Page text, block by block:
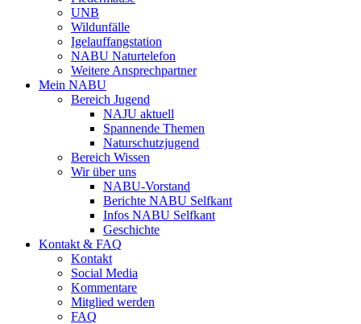
UNB
Wildunfälle
Igelauffangstation
NABU Naturtelefon
Weitere Ansprechpartner
Mein NABU
Bereich Jugend
NAJU aktuell
Spannende Themen
Naturschutzjugend
Bereich Wissen
Wir über uns
NABU-Vorstand
Berichte NABU Selfkant
Infos NABU Selfkant
Geschichte
Kontakt & FAQ
Kontakt
Social Media
Kommentare
Mitglied werden
FAQ